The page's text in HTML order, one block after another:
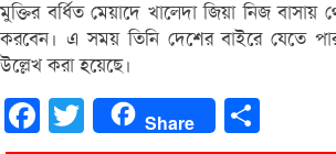
মুক্তির বর্ধিত মেয়াদে খালেদা জিয়া নিজ বাসায়
করবেন। এ সময় তিনি দেশের বাইরে যেতে
উল্লেখ করা হয়েছে।
FacebookTwitter Share